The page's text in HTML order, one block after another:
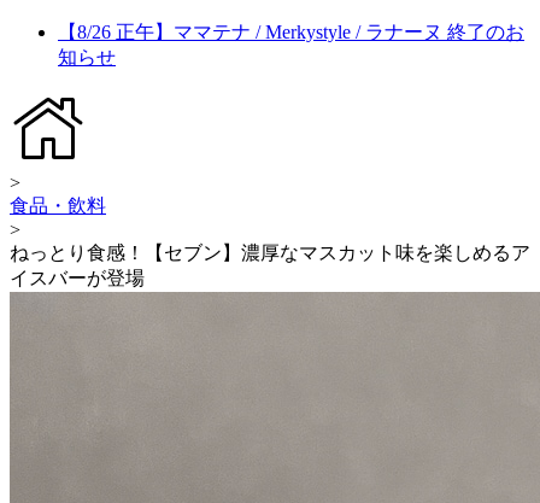
【8/26 正午】ママテナ / Merkystyle / ラナーヌ 終了のお
知らせ
>
食品・飲料
>
ねっとり食感！【セブン】濃厚なマスカット味を楽しめるア
イスバーが登場